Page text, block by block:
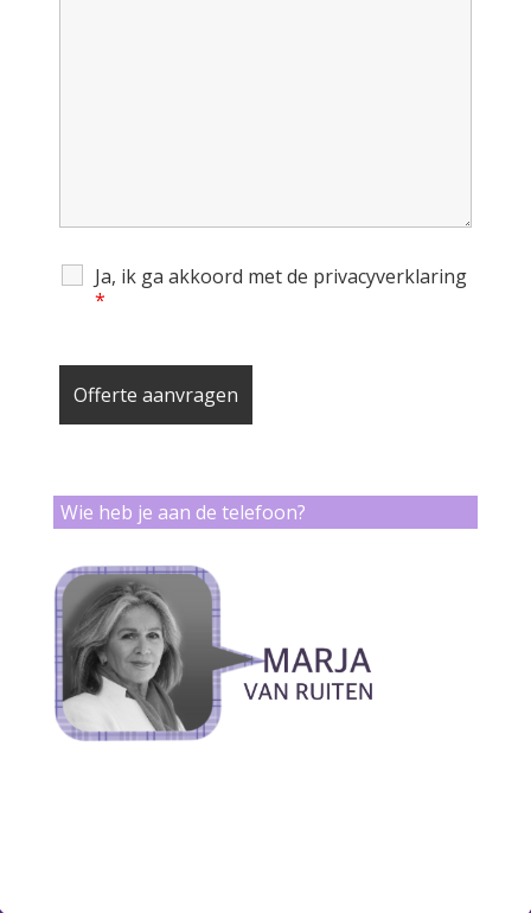
Ja, ik ga akkoord met de privacyverklaring
*
Wie heb je aan de telefoon?